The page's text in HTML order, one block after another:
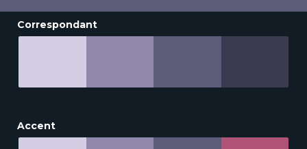
Correspondant
Accent